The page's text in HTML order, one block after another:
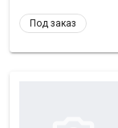
Под заказ